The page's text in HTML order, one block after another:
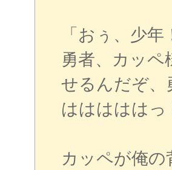
「おぅ、少
勇者、カッ
せるんだぞ、
はははははっ
カッペが俺